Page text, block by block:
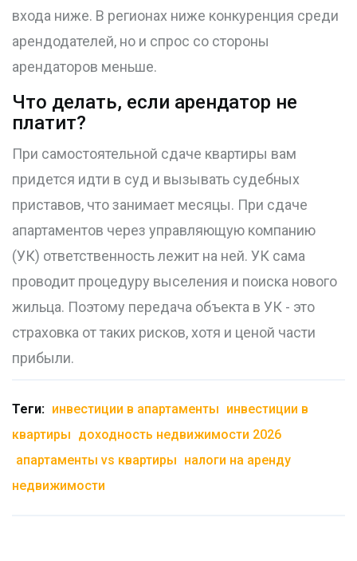
входа ниже. В регионах ниже конкуренция среди
арендодателей, но и спрос со стороны
арендаторов меньше.
Что делать, если арендатор не
платит?
При самостоятельной сдаче квартиры вам
придется идти в суд и вызывать судебных
приставов, что занимает месяцы. При сдаче
апартаментов через управляющую компанию
(УК) ответственность лежит на ней. УК сама
проводит процедуру выселения и поиска нового
жильца. Поэтому передача объекта в УК - это
страховка от таких рисков, хотя и ценой части
прибыли.
Теги: инвестиции в апартаменты инвестиции в
квартиры доходность недвижимости 2026
апартаменты vs квартиры налоги на аренду
недвижимости